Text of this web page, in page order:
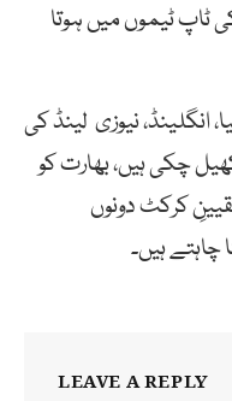
ٹاپ ٹیموں میں ہوتا
انگلینڈ، نیوزی لینڈ کی
چکی ہیں، بھارت کو
کرکٹ دونوں
ہیں۔
LEAVE A REPLY